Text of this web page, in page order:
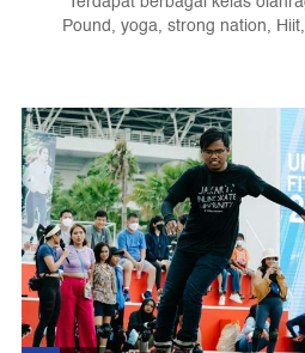
Pound, yoga, strong nation,